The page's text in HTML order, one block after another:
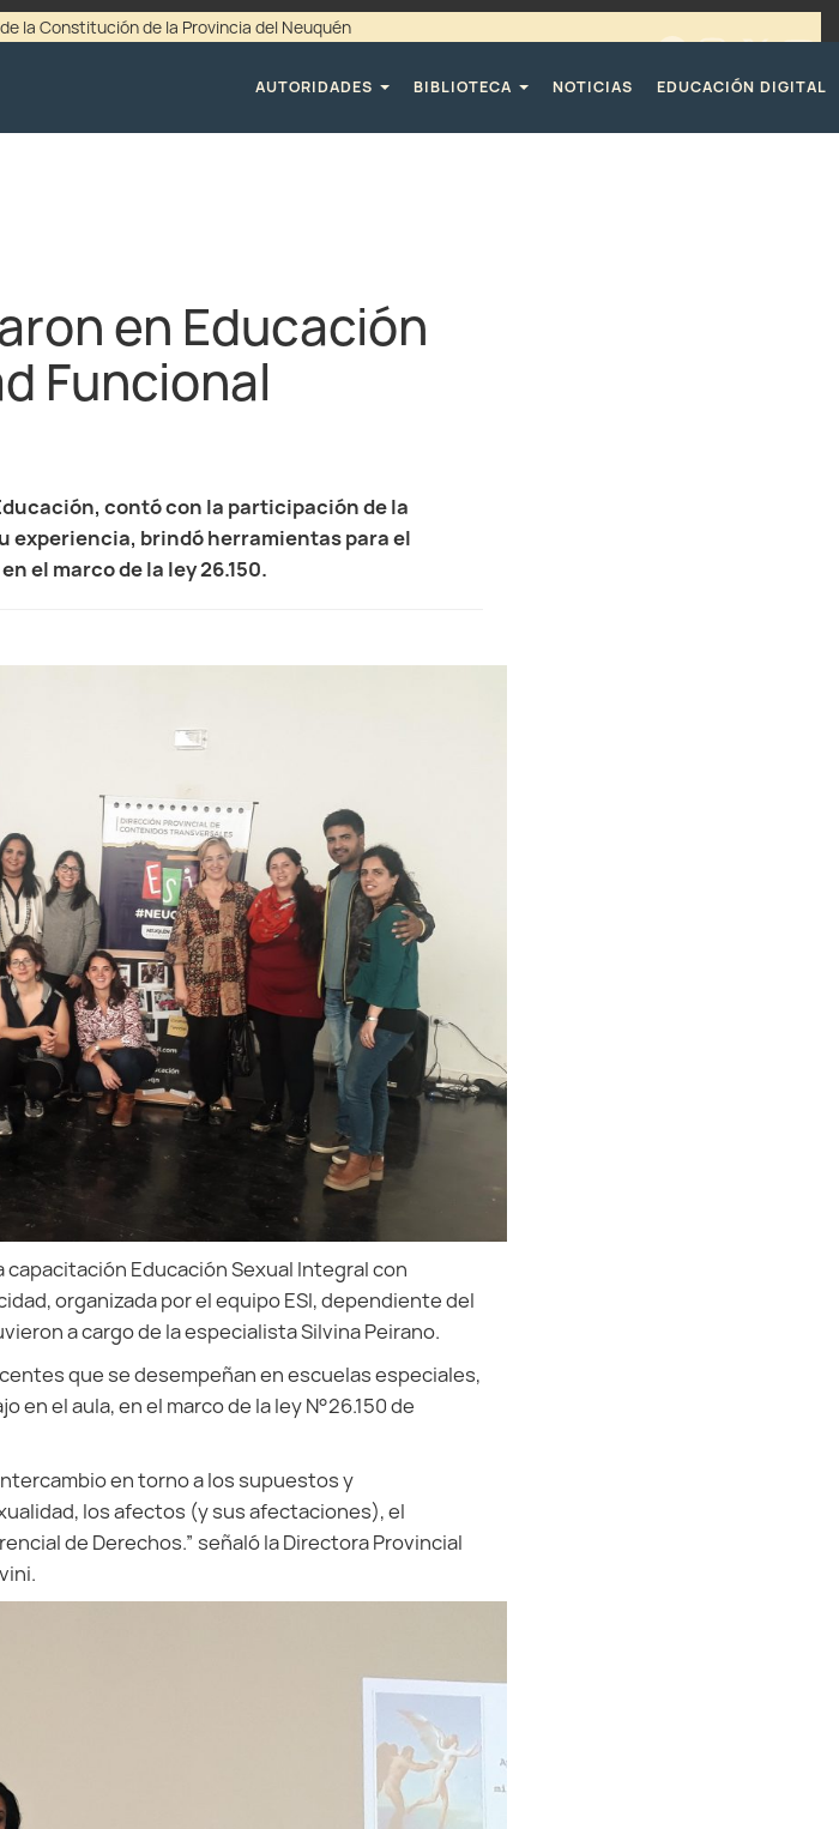
la Constitución de la Provincia del Neuquén
AUTORIDADES
BIBLIOTECA NOTICIAS EDUCACIÓN DIGITAL
en Educación
Funcional
contó con la participación de la
experiencia, brindó herramientas para el
el marco de la ley 26.150.
Educación Sexual Integral con
organizada por el equipo ESI, dependiente del
a cargo de la especialista Silvina Peirano.
que se desempeñan en escuelas especiales,
el aula, en el marco de la ley N°26.150 de
en torno a los supuestos y
los afectos (y sus afectaciones), el
de Derechos.” señaló la Directora Provincial